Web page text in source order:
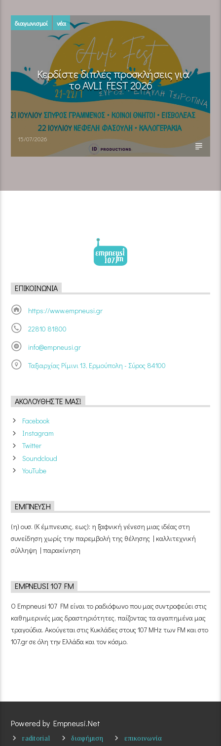
διαγωνισμοί νέα
Κερδίστε διπλές προσκλήσεις για
το AVLI FEST 2026
15/07/2026
ΕΠΙΚΟΙΝΩΝΊΑ
https://www.empneusi.gr
22810 81800
info@empneusi.gr
Ταξιαρχίας Ρίμινι 13, Ερμούπολη - Σύρος 84100
ΑΚΟΛΟΥΘΉΣΤΕ ΜΑΣ!
Facebook
Instagram
Twitter
Soundcloud
YouTube
ΈΜΠΝΕΥΣΗ
(η) ουσ. (Κ έμπνευσις, εως): η ξαφνική γένεση μιας ιδέας στη
συνείδηση χωρίς την παρεμβολή της θέλησης | καλλιτεχνική
σύλληψη | παρακίνηση
EMPNEUSI 107 FM
Ο Empneusi 107 FM είναι το ραδιόφωνο που μας συντροφεύει στις
καθημερινές μας δραστηριότητες, παίζοντας τα αγαπημένα μας
τραγούδια. Ακούγεται στις Κυκλάδες στους 107 MHz των FM και στο
107.gr σε όλη την Ελλάδα και τον κόσμο.
Powered by Empneusi.Net
raditorial διαφήμιση επικοινωνία